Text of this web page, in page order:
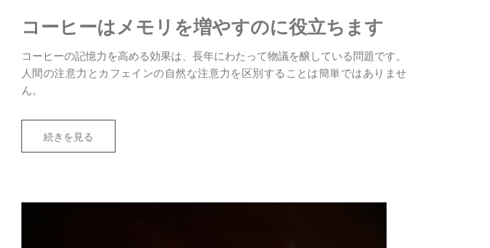
コーヒーはメモリを増やすのに役立ちます
コーヒーの記憶力を高める効果は、長年にわたって物議を醸している問題です。
人間の注意力とカフェインの自然な注意力を区別することは簡単ではありませ
ん。
続きを見る